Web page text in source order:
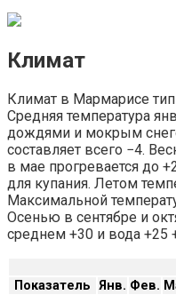
Климат
Климат в Мармарисе
Средняя температура
дождями и мокрым
составляет всего −4.
в мае прогревается до
для купания. Летом
Максимальной
Осенью в сентябре и
среднем +30 и вода +25
Показатель Янв. Фев.